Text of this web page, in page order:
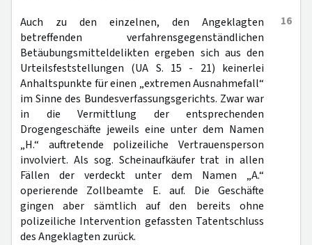
16
Auch zu den einzelnen, den Angeklagten
betreffenden verfahrensgegenständlichen
Betäubungsmitteldelikten ergeben sich aus den
Urteilsfeststellungen (UA S. 15 - 21) keinerlei
Anhaltspunkte für einen „extremen Ausnahmefall“
im Sinne des Bundesverfassungsgerichts. Zwar war
in die Vermittlung der entsprechenden
Drogengeschäfte jeweils eine unter dem Namen
„H.“ auftretende polizeiliche Vertrauensperson
involviert. Als sog. Scheinaufkäufer trat in allen
Fällen der verdeckt unter dem Namen „A.“
operierende Zollbeamte E. auf. Die Geschäfte
gingen aber sämtlich auf den bereits ohne
polizeiliche Intervention gefassten Tatentschluss
des Angeklagten zurück.